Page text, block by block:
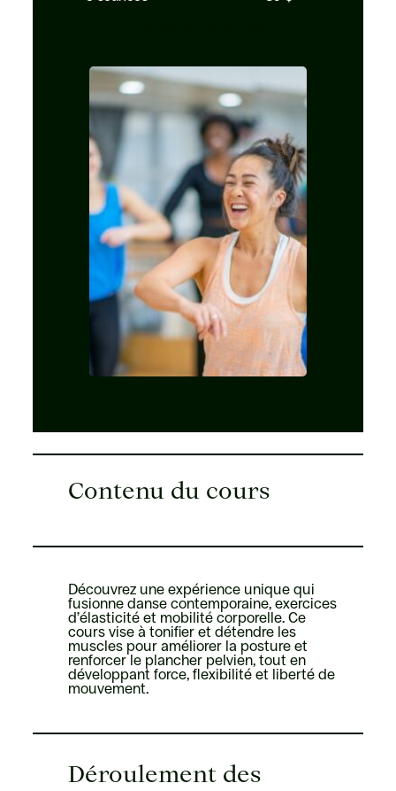
Contenu du cours
Découvrez une expérience unique qui
fusionne danse contemporaine, exercices
d’élasticité et mobilité corporelle. Ce
cours vise à tonifier et détendre les
muscles pour améliorer la posture et
renforcer le plancher pelvien, tout en
développant force, flexibilité et liberté de
mouvement.
Déroulement des